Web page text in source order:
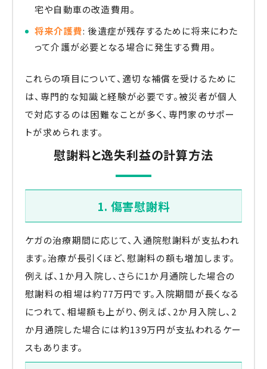
宅や自動車の改造費用。
将来介護費: 後遺症が残存するために将来にわた
って介護が必要となる場合に発生する費用。
これらの項目について、適切な補償を受けるために
は、専門的な知識と経験が必要です。被災者が個人
で対応するのは困難なことが多く、専門家のサポー
トが求められます。
慰謝料と逸失利益の計算方法
1. 傷害慰謝料
ケガの治療期間に応じて、入通院慰謝料が支払われ
ます。治療が長引くほど、慰謝料の額も増加します。
例えば、1か月入院し、さらに1か月通院した場合の
慰謝料の相場は約77万円です。入院期間が長くなる
につれて、相場額も上がり、例えば、2か月入院し、2
か月通院した場合には約139万円が支払われるケー
スもあります。